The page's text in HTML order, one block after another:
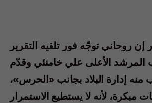
روحاني توجّه فور تلقيه التقرير
المرشد الأعلى علي خامنئي وقدّم
منه إدارة البلاد بجانب «الحرس»،
مبكرة، لأنه لا يستطيع الاستمرار